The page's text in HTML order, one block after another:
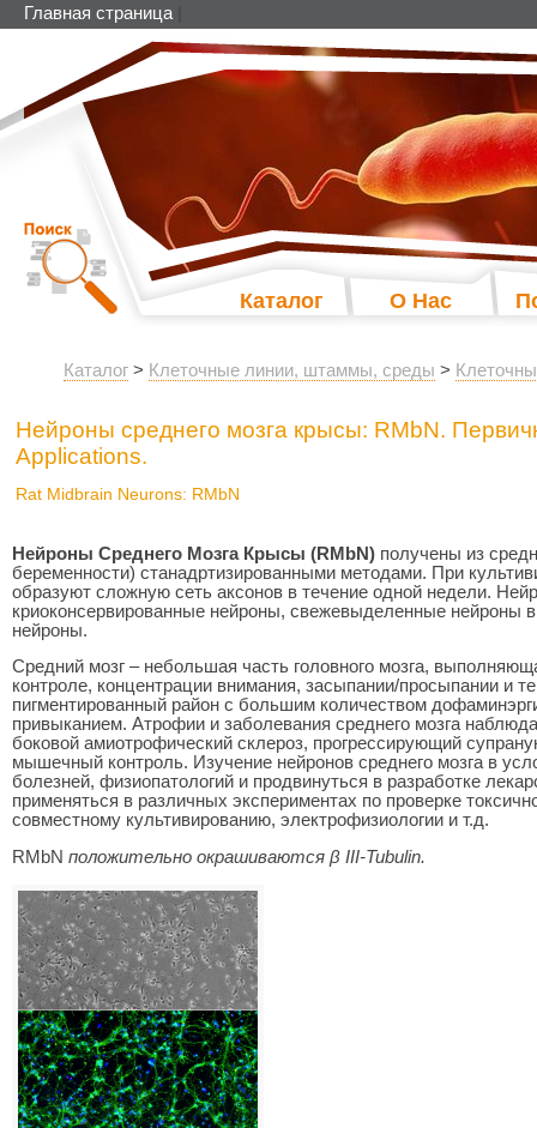
Главная страница
Каталог О Нас
Каталог > Клеточные линии, штаммы, среды >
Нейроны среднего мозга крысы: RMbN.
Applications.
Rat Midbrain Neurons: RMbN
Нейроны Среднего Мозга Крысы (RMbN) получены из
беременности) станадртизированными методами. При
образуют сложную сеть аксонов в течение одной недели.
криоконсервированные нейроны, свежевыделенные нейроны
нейроны.
Средний мозг – небольшая часть головного мозга,
контроле, концентрации внимания, засыпании/просыпании и
пигментированный район с большим количеством
привыканием. Атрофии и заболевания среднего мозга
боковой амиотрофический склероз, прогрессирующий
мышечный контроль. Изучение нейронов среднего мозга в
болезней, физиопатологий и продвинуться в разработке
применяться в различных экспериментах по проверке
совместному культивированию, электрофизиологии и т.д.
RMbN положительно окрашиваются β III-Tubulin.